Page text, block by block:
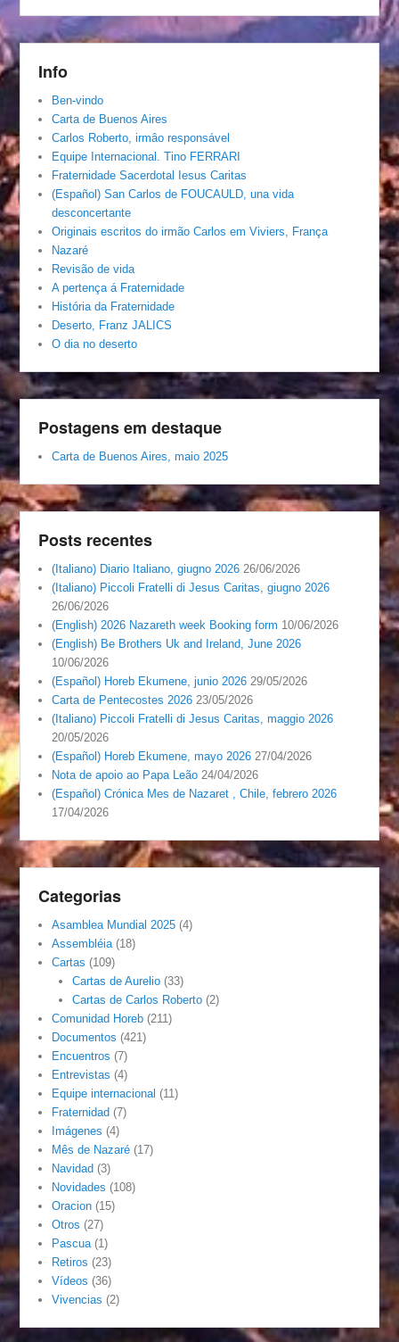
Info
Ben-vindo
Carta de Buenos Aires
Carlos Roberto, irmâo responsável
Equipe Internacional. Tino FERRARI
Fraternidade Sacerdotal Iesus Caritas
(Español) San Carlos de FOUCAULD, una vida
desconcertante
Originais escritos do irmão Carlos em Viviers, França
Nazaré
Revisão de vida
A pertença á Fraternidade
História da Fraternidade
Deserto, Franz JALICS
O dia no deserto
Postagens em destaque
Carta de Buenos Aires, maio 2025
Posts recentes
(Italiano) Diario Italiano, giugno 2026 26/06/2026
(Italiano) Piccoli Fratelli di Jesus Caritas, giugno 2026
26/06/2026
(English) 2026 Nazareth week Booking form 10/06/2026
(English) Be Brothers Uk and Ireland, June 2026
10/06/2026
(Español) Horeb Ekumene, junio 2026 29/05/2026
Carta de Pentecostes 2026 23/05/2026
(Italiano) Piccoli Fratelli di Jesus Caritas, maggio 2026
20/05/2026
(Español) Horeb Ekumene, mayo 2026 27/04/2026
Nota de apoio ao Papa Leão 24/04/2026
(Español) Crónica Mes de Nazaret , Chile, febrero 2026
17/04/2026
Categorias
Asamblea Mundial 2025 (4)
Assembléia (18)
Cartas (109)
Cartas de Aurelio(33)
Cartas de Carlos Roberto(2)
Comunidad Horeb (211)
Documentos (421)
Encuentros (7)
Entrevistas (4)
Equipe internacional (11)
Fraternidad (7)
Imágenes (4)
Mês de Nazaré (17)
Navidad (3)
Novidades (108)
Oracion (15)
Otros (27)
Pascua (1)
Retiros (23)
Vídeos (36)
Vivencias (2)